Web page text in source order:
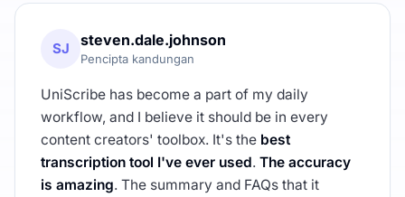
SJ steven.dale.johnson
Pencipta kandungan
UniScribe has become a part of my daily
workflow, and I believe it should be in every
content creators' toolbox. It's the best
transcription tool I've ever used. The accuracy
is amazing. The summary and FAQs that it